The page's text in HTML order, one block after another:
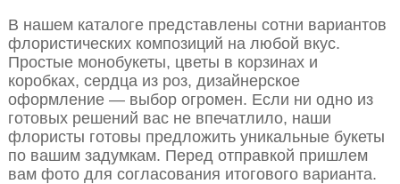
В нашем каталоге представлены сотни вариантов
флористических композиций на любой вкус.
Простые монобукеты, цветы в корзинах и
коробках, сердца из роз, дизайнерское
оформление — выбор огромен. Если ни одно из
готовых решений вас не впечатлило, наши
флористы готовы предложить уникальные букеты
по вашим задумкам. Перед отправкой пришлем
вам фото для согласования итогового варианта.